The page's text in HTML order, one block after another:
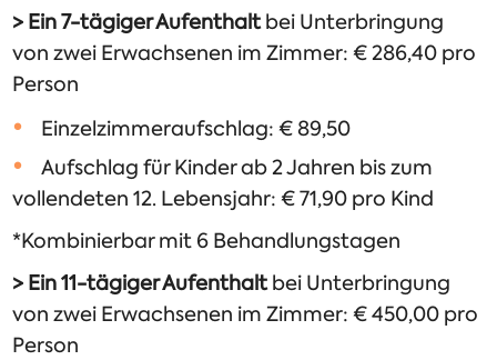
> Ein 7-tägiger Aufenthaltbei Unterbringung
von zwei Erwachsenen im Zimmer: € 286,40 pro
Person
Einzelzimmeraufschlag: € 89,50
Aufschlag für Kinder ab 2 Jahren bis zum
vollendeten 12. Lebensjahr: € 71,90 pro Kind
*Kombinierbar mit 6 Behandlungstagen
> Ein 11-tägiger Aufenthaltbei Unterbringung
von zwei Erwachsenen im Zimmer: € 450,00 pro
Person